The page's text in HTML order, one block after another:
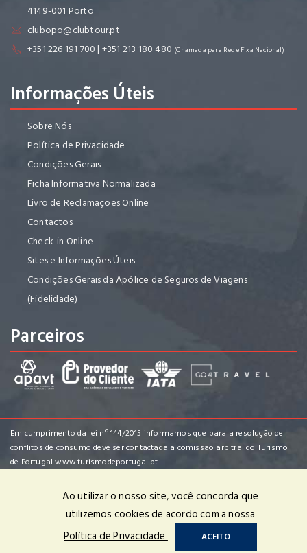
4149-001 Porto
clubopo@clubtour.pt
+351 226 191 700 | +351 213 180 480 (Chamada para Rede Fixa Nacional)
Informações Úteis
Sobre Nós
Política de Privacidade
Condições Gerais
Ficha Informativa Normalizada
Livro de Reclamações Online
Contactos
Check-in Online
Sites e Informações Úteis
Condições Gerais da Apólice de Seguros de Viagens
(Fidelidade)
Parceiros
Em cumprimento da lei nº 144/2015 informamos que para a resolução de
conflitos de consumo deve ser contactada a comissão arbitral do Turismo
de Portugalwww.turismodeportugal.pt
Club-Tour - Viagens e Turismo, S.A. | RNAVT nº 1970 | © 2022 Todos os
Ao utilizar o nosso site, você concorda que
utilizemos cookies de acordo com a nossa
Política de Privacidade
ACEITO